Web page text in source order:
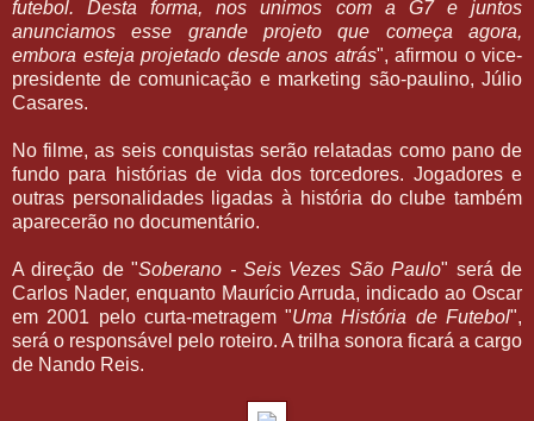
futebol. Desta forma, nos unimos com a G7 e juntos
anunciamos esse grande projeto que começa agora,
embora esteja projetado desde anos atrás", afirmou o vice-
presidente de comunicação e marketing são-paulino, Júlio
Casares.
No filme, as seis conquistas serão relatadas como pano de
fundo para histórias de vida dos torcedores. Jogadores e
outras personalidades ligadas à história do clube também
aparecerão no documentário.
A direção de "Soberano - Seis Vezes São Paulo" será de
Carlos Nader, enquanto Maurício Arruda, indicado ao Oscar
em 2001 pelo curta-metragem "Uma História de Futebol",
será o responsável pelo roteiro. A trilha sonora ficará a cargo
de Nando Reis.